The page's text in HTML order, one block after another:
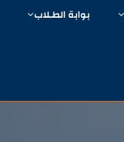
بوابة الطـلاب